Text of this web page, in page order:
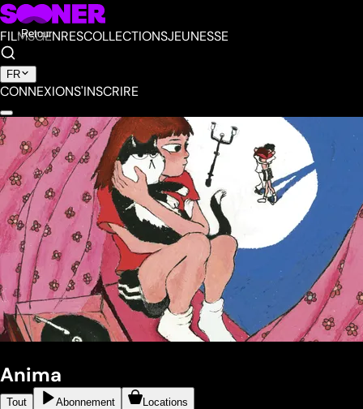
FILMSGENRESCOLLECTIONSJEUNESSE
FR
CONNEXIONS'INSCRIRE
Retour
Anima
Tout Abonnement Locations